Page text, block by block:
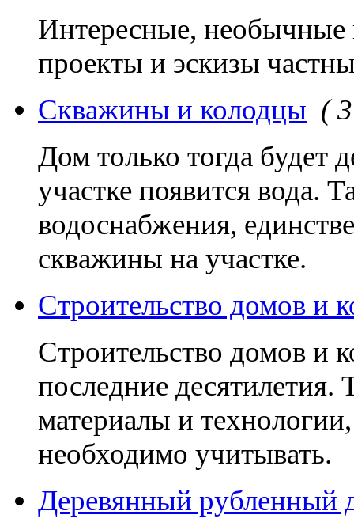
Интересные, необычные
проекты и эскизы
Скважины и колодцы (
Дом только тогда будет
участке появится вода.
водоснабжения,
скважины на участке.
Строительство домов и
Строительство домов и
последние
материалы и
необходимо учитывать.
Деревянный рубленный